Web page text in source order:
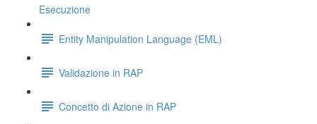
Esecuzione
Entity Manipulation Language (EML)
Validazione in RAP
Concetto di Azione in RAP